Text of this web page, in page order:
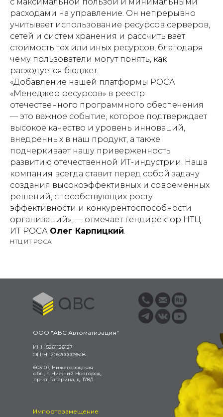
расходами на управление. Он непрерывно
учитывает использование ресурсов серверов,
сетей и систем хранения и рассчитывает
стоимость тех или иных ресурсов, благодаря
чему пользователи могут понять, как
расходуется бюджет.
«Добавление нашей платформы РОСА
«Менеджер ресурсов» в реестр
отечественного программного обеспечения
— это важное событие, которое подтверждает
высокое качество и уровень инноваций,
внедренных в наш продукт, а также
подчеркивает нашу приверженность
развитию отечественной ИТ-индустрии. Наша
компания всегда ставит перед собой задачу
создания высокоэффективных и современных
решений, способствующих росту
эффективности и конкурентоспособности
организаций», — отмечает гендиректор НТЦ
ИТ РОСА Олег Карпицкий.
НТЦ ИТ РОСА
ИНН 5261126127
ОГРН 1205200009508
ООО "АВС Автоматизация"
603107, Нижегородская
обл., г. Нижний Новгород,
пр-кт Гагарина, д. 178/1
Импортозамещение